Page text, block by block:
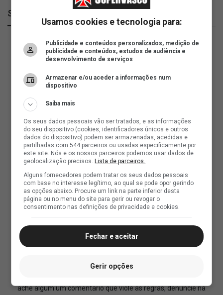
SuperVasco
Usamos cookies e tecnologia para:
Publicidade e conteúdos personalizados, medição de
publicidade e conteúdos, estudos de audiência e
desenvolvimento de serviços
Armazenar e/ou aceder a informações num
dispositivo
Saiba mais
Os seus dados pessoais vão ser tratados, e as informações
do seu dispositivo (cookies, identificadores únicos e outros
dados do dispositivo) podem ser armazenadas, acedidas e
partilhadas com 544 parceiros ou usadas especificamente por
este site. Nós e os nossos parceiros podemos usar dados de
geolocalização precisos.Lista de parceiros.
Alguns fornecedores podem tratar os seus dados pessoais
com base no interesse legítimo, ao qual se pode opor gerindo
as opções abaixo. Procure um link na parte inferior desta
página ou no menu do site para gerir ou revogar o
consentimento nas definições de privacidade e cookies.
Fechar e aceitar
Gerir opções